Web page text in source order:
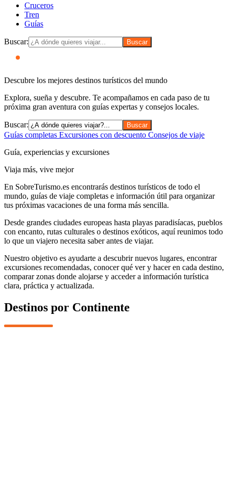
Cruceros
Tren
Guías
Buscar:
Descubre los mejores destinos turísticos del mundo
Explora, sueña y descubre. Te acompañamos en cada paso de tu
próxima gran aventura con guías expertas y consejos locales.
Buscar:
Guías completas Excursiones con descuento Consejos de viaje
Guía, experiencias y excursiones
Viaja más, vive mejor
En SobreTurismo.es encontrarás destinos turísticos de todo el
mundo, guías de viaje completas e información útil para organizar
tus próximas vacaciones de una forma más sencilla.
Desde grandes ciudades europeas hasta playas paradisíacas, pueblos
con encanto, rutas culturales o destinos exóticos, aquí reunimos todo
lo que un viajero necesita saber antes de viajar.
Nuestro objetivo es ayudarte a descubrir nuevos lugares, encontrar
excursiones recomendadas, conocer qué ver y hacer en cada destino,
comparar zonas donde alojarse y acceder a información turística
clara, práctica y actualizada.
Destinos por Continente